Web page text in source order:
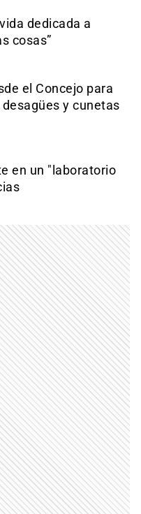
dedicada a
cosas”
el Concejo para
y cunetas
en un "laboratorio